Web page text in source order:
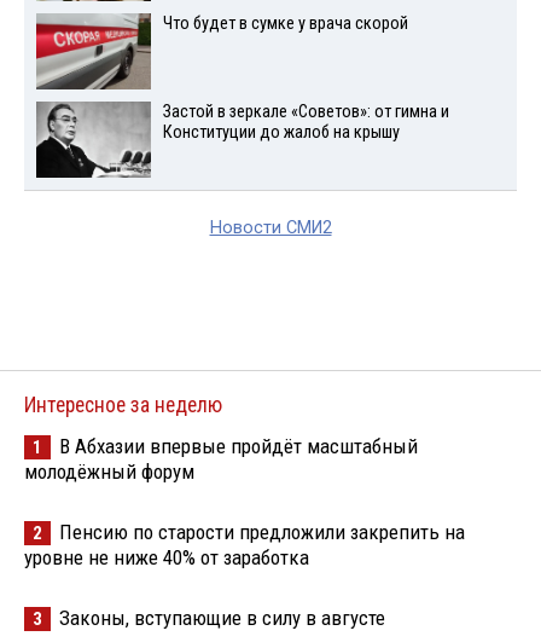
Что будет в сумке у врача скорой
Застой в зеркале «Советов»: от гимна и
Конституции до жалоб на крышу
Новости СМИ2
предложением
между Россией и США
произойдет нескоро
Драпатый сходу угодил в